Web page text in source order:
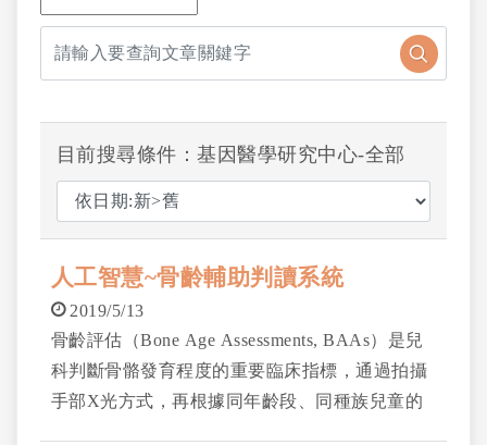
目前搜尋條件：基因醫學研究中心-全部
人工智慧~骨齡輔助判讀系統
2019/5/13
骨齡評估（Bone Age Assessments, BAAs）是兒
科判斷骨骼發育程度的重要臨床指標，通過拍攝
手部X光方式，再根據同年齡段、同種族兒童的